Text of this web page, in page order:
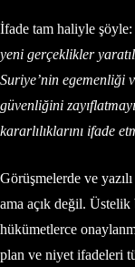
İfade tam haliyle
yeni gerçeklikler
Suriye’nin egemenliği
güvenliğini
kararlılıklarını ifade
Görüşmelerde ve yazılı
ama açık değil.
hükümetlerce
plan ve niyet ifadeleri